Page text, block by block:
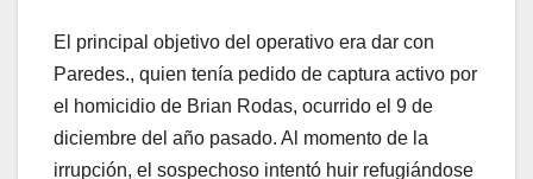
El principal objetivo del operativo era dar con
Paredes., quien tenía pedido de captura activo por
el homicidio de Brian Rodas, ocurrido el 9 de
diciembre del año pasado. Al momento de la
irrupción, el sospechoso intentó huir refugiándose